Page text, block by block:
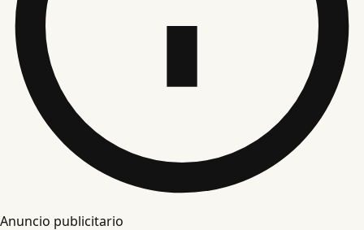
Anuncio publicitario